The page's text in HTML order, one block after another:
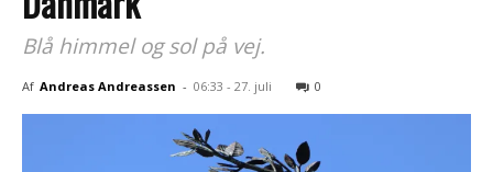
Blå himmel og sol på vej.
Af Andreas Andreassen - 06:33 - 27. juli 0